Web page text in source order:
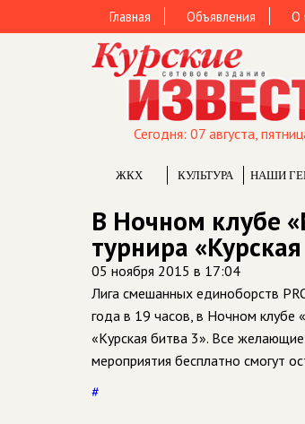
Главная Объявления О
Сегодня: 07 августа,
ЖКХ КУЛЬТУРА НАШИ
В Ночном клубе
турнира
05 ноября 2015 в 17:04
Лига смешанных единоборств
года в 19 часов, в Ночном клубе
«Курская битва 3». Все
мероприятия бесплатно смогут
#